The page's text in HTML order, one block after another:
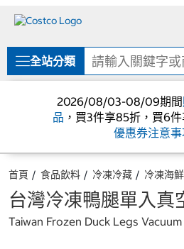
單
全站分類
2026/08/03-08/09期間
品 ，買3件享85折，買6
優惠券注意事
首頁 食品飲料 冷凍冷藏 冷凍海
台灣冷凍鴨腿單入真
Taiwan Frozen Duck Legs